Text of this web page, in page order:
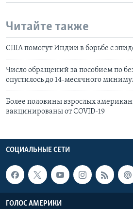
Читайте также
США помогут Индии в борьбе с
Число обращений за пособием по
опустилось до 14-месячного
Более половины взрослых
вакцинированы от COVID-19
СОЦИАЛЬНЫЕ СЕТИ
ГОЛОС АМЕРИКИ